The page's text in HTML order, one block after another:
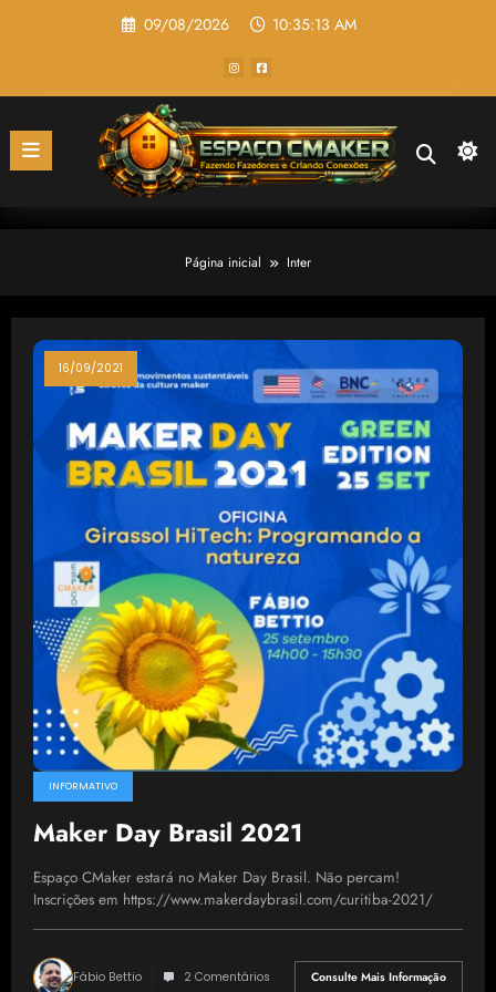
09/08/2026 10:35:13 AM
Página inicial Inter
16/09/2021
INFORMATIVO
Maker Day Brasil 2021
Espaço CMaker estará no Maker Day Brasil. Não percam!
Inscrições em https://www.makerdaybrasil.com/curitiba-2021/
Fábio Bettio 2 Comentários Consulte Mais Informação